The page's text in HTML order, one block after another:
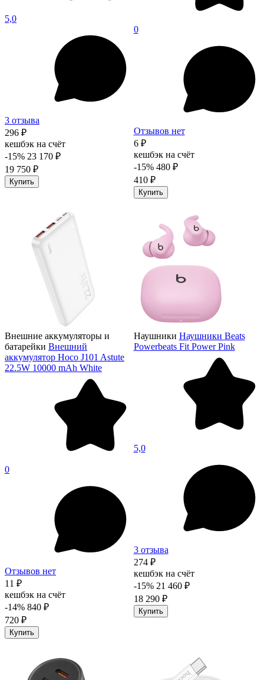
5,0
3 отзыва
296 ₽
кешбэк на счёт
-15% 23 170 ₽
19 750 ₽
Купить
0
Отзывов нет
6 ₽
кешбэк на счёт
-15% 480 ₽
410 ₽
Купить
Внешние аккумуляторы и
батарейки Внешний
аккумулятор Hoco J101 Astute
22.5W 10000 mAh White
0
Отзывов нет
11 ₽
кешбэк на счёт
-14% 840 ₽
720 ₽
Купить
Наушники Наушники Beats
Powerbeats Fit Power Pink
5,0
3 отзыва
274 ₽
кешбэк на счёт
-15% 21 460 ₽
18 290 ₽
Купить